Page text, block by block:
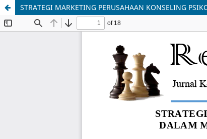
STRATEGI MARKETING PERUSAHAAN KONSELING